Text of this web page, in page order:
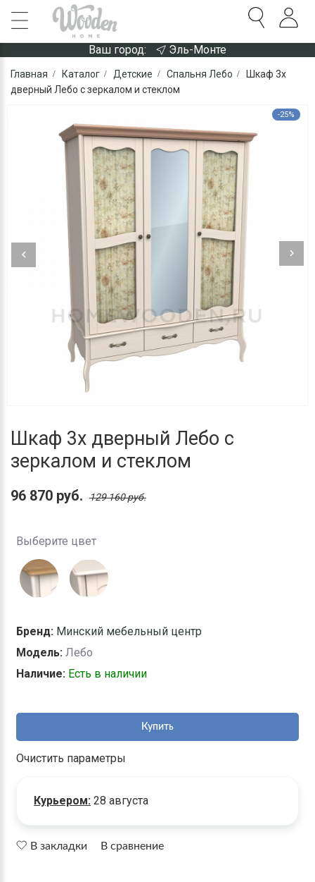
Ваш город: Эль-Монте
Главная Каталог Детские Спальня Лебо
Шкаф 3х
дверный Лебо с зеркалом и стеклом
-25%
Шкаф 3х дверный Лебо с
зеркалом и стеклом
96 870 руб. 129 160 руб.
Выберите цвет
Бренд: Минский мебельный центр
Модель: Лебо
Наличие: Есть в наличии
Купить
Очистить параметры
Курьером: 28 августа
В закладки В сравнение